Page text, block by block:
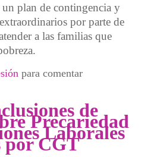
un plan de contingencia y
por parte de
a las familias que
la precariedad laboral y
para comentar
de
Precariedad
Laborales
por CGT